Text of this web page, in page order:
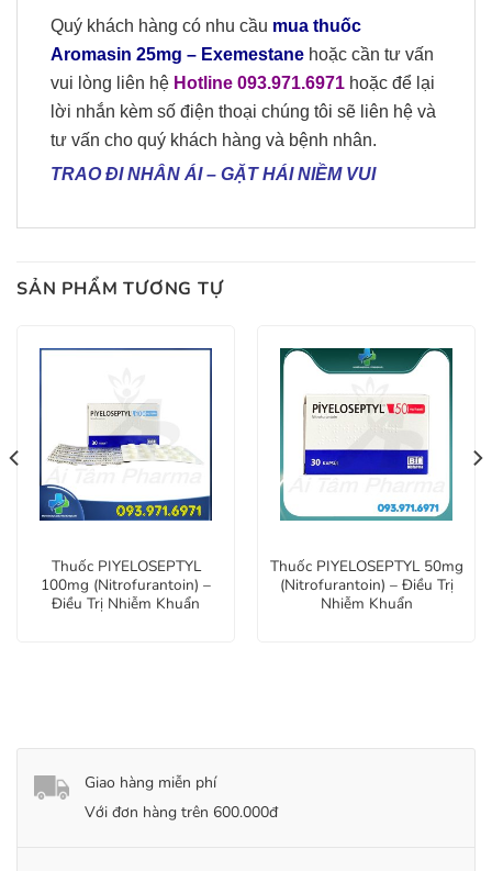
Quý khách hàng có nhu cầu mua thuốc
Aromasin 25mg – Exemestane hoặc cần tư vấn
vui lòng liên hệ Hotline 093.971.6971 hoặc để lại
lời nhắn kèm số điện thoại chúng tôi sẽ liên hệ và
tư vấn cho quý khách hàng và bệnh nhân.
TRAO ĐI NHÂN ÁI– GẶT HÁI NIỀM VUI
SẢN PHẨM TƯƠNG TỰ
Thuốc PIYELOSEPTYL
100mg (Nitrofurantoin) –
Điều Trị Nhiễm Khuẩn
Thuốc PIYELOSEPTYL 50mg
(Nitrofurantoin) – Điều Trị
Nhiễm Khuẩn
Giao hàng miễn phí
Với đơn hàng trên 600.000đ